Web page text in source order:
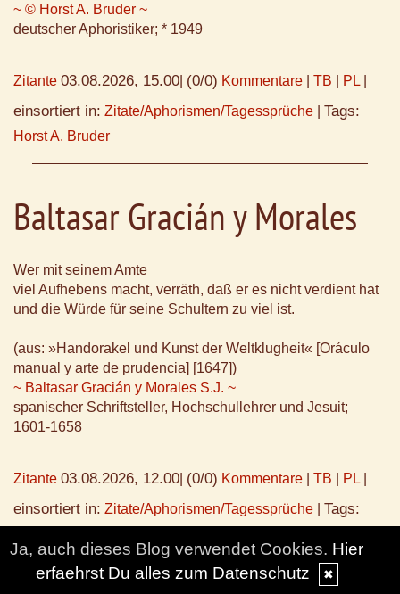
~ © Horst A. Bruder ~
deutscher Aphoristiker; * 1949
Zitante 03.08.2026, 15.00 (0/0) Kommentare TB PL
einsortiert in: Zitate/Aphorismen/Tagessprüche Tags:
Horst A. Bruder
Baltasar Gracián y Morales
Wer mit seinem Amte
viel Aufhebens macht, verräth, daß er es nicht verdient hat
und die Würde für seine Schultern zu viel ist.
(aus: »Handorakel und Kunst der Weltklugheit« [Oráculo
manual y arte de prudencia] [1647])
~ Baltasar Gracián y Morales S.J. ~
spanischer Schriftsteller, Hochschullehrer und Jesuit;
1601-1658
Zitante 03.08.2026, 12.00 (0/0) Kommentare TB PL
einsortiert in: Zitate/Aphorismen/Tagessprüche Tags:
Ja, auch dieses Blog verwendet Cookies. Hier
erfaehrst Du alles zum Datenschutz
✖